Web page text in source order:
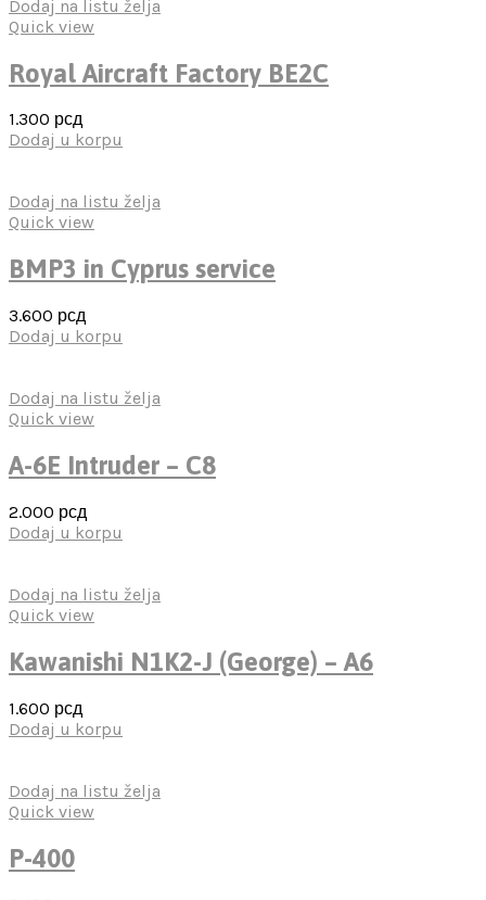
Dodaj na listu želja
Quick view
Royal Aircraft Factory BE2C
1.300 рсд
Dodaj u korpu
Dodaj na listu želja
Quick view
BMP3 in Cyprus service
3.600 рсд
Dodaj u korpu
Dodaj na listu želja
Quick view
A-6E Intruder – C8
2.000 рсд
Dodaj u korpu
Dodaj na listu želja
Quick view
Kawanishi N1K2-J (George) – A6
1.600 рсд
Dodaj u korpu
Dodaj na listu želja
Quick view
P-400